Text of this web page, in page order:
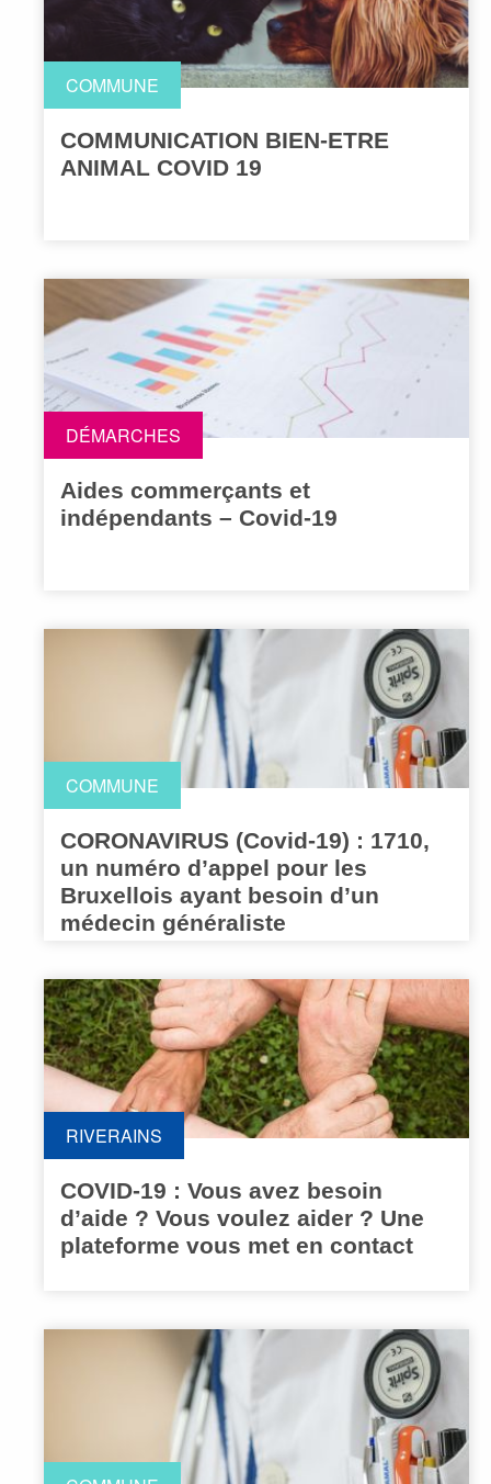
COMMUNE
COMMUNICATION BIEN-ETRE
ANIMAL COVID 19
DÉMARCHES
Aides commerçants et
indépendants – Covid-19
COMMUNE
CORONAVIRUS (Covid-19) : 1710,
un numéro d’appel pour les
Bruxellois ayant besoin d’un
médecin généraliste
RIVERAINS
COVID-19 : Vous avez besoin
d’aide ? Vous voulez aider ? Une
plateforme vous met en contact